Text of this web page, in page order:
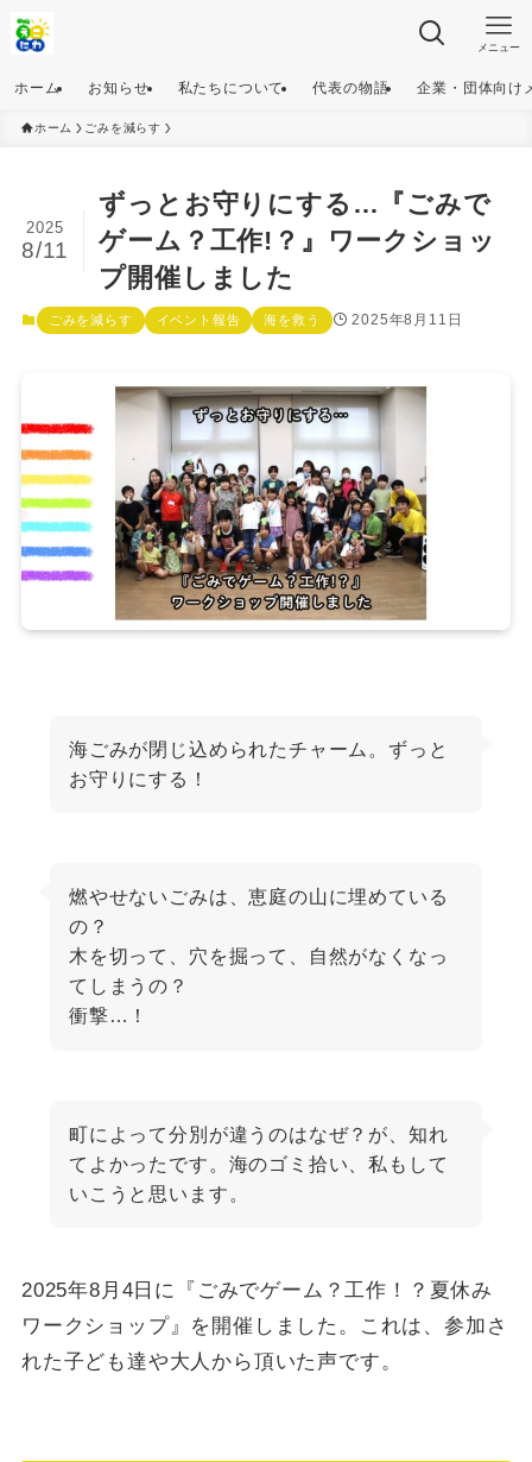
メニュー
ホーム お知らせ 私たちについて 代表の物語 企業・団体向け
ホーム ごみを減らす
ずっとお守りにする…『ごみで
ゲーム？工作!？』ワークショッ
プ開催しました
2025
8/11
ごみを減らす イベント報告 海を救う 2025年8月11日
海ごみが閉じ込められたチャーム。ずっと
お守りにする！
燃やせないごみは、恵庭の山に埋めている
の？
木を切って、穴を掘って、自然がなくなっ
てしまうの？
衝撃…！
町によって分別が違うのはなぜ？が、知れ
てよかったです。海のゴミ拾い、私もして
いこうと思います。
2025年8月4日に『ごみでゲーム？工作！？夏休み
ワークショップ』を開催しました。これは、参加さ
れた子ども達や大人から頂いた声です。